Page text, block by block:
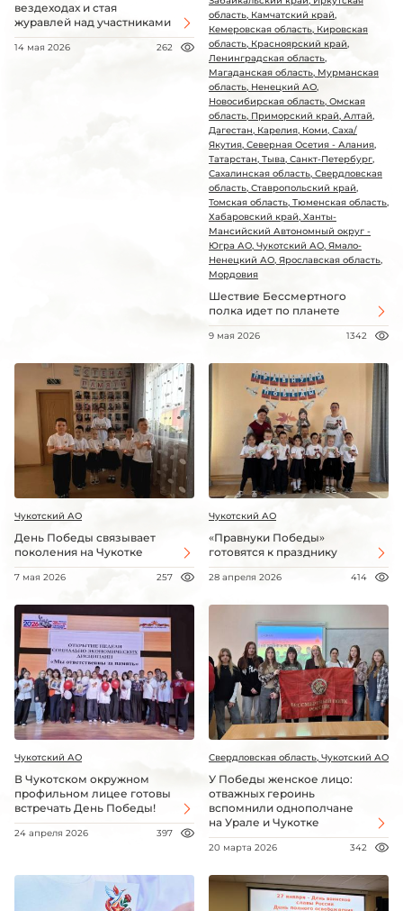
вездеходах и стая
журавлей над участниками
14 мая 2026 262
область, Камчатский край,
Кемеровская область, Кировская
область, Красноярский край,
Ленинградская область,
Магаданская область, Мурманская
область, Ненецкий АО,
Новосибирская область, Омская
область, Приморский край, Алтай,
Дагестан, Карелия, Коми, Саха/
Якутия, Северная Осетия - Алания,
Татарстан, Тыва, Санкт-Петербург,
Сахалинская область, Свердловская
область, Ставропольский край,
Томская область, Тюменская область,
Хабаровский край, Ханты-
Мансийский Автономный округ -
Югра АО, Чукотский АО, Ямало-
Ненецкий АО, Ярославская область,
Мордовия
Шествие Бессмертного
полка идет по планете
9 мая 2026 1342
Чукотский АО
День Победы связывает
поколения на Чукотке
7 мая 2026 257
Чукотский АО
«Правнуки Победы»
готовятся к празднику
28 апреля 2026 414
Чукотский АО
В Чукотском окружном
профильном лицее готовы
встречать День Победы!
24 апреля 2026 397
Свердловская область, Чукотский АО
У Победы женское лицо:
отважных героинь
вспомнили однополчане
на Урале и Чукотке
20 марта 2026 342